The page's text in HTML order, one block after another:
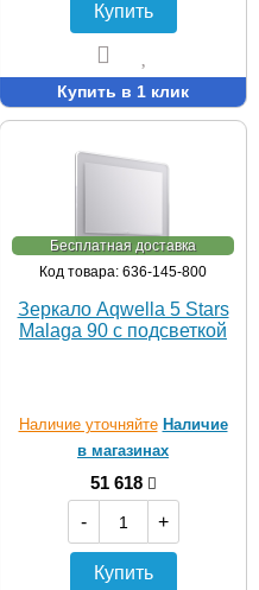
Купить
Купить в 1 клик
Бесплатная доставка
Код товара: 636-145-800
Зеркало Aqwella 5 Stars
Malaga 90 с подсветкой
Наличие уточняйте Наличие
в магазинах
51 618
-
+
Купить